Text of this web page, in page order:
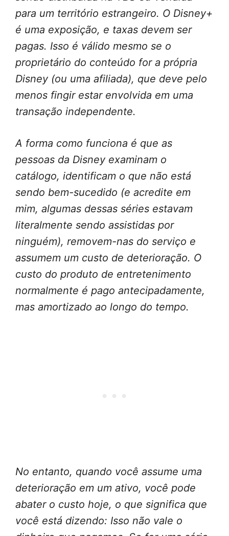
para um território estrangeiro. O Disney+
é uma exposição, e taxas devem ser
pagas. Isso é válido mesmo se o
proprietário do conteúdo for a própria
Disney (ou uma afiliada), que deve pelo
menos fingir estar envolvida em uma
transação independente.
A forma como funciona é que as
pessoas da Disney examinam o
catálogo, identificam o que não está
sendo bem-sucedido (e acredite em
mim, algumas dessas séries estavam
literalmente sendo assistidas por
ninguém), removem-nas do serviço e
assumem um custo de deterioração. O
custo do produto de entretenimento
normalmente é pago antecipadamente,
mas amortizado ao longo do tempo.
No entanto, quando você assume uma
deterioração em um ativo, você pode
abater o custo hoje, o que significa que
você está dizendo: Isso não vale o